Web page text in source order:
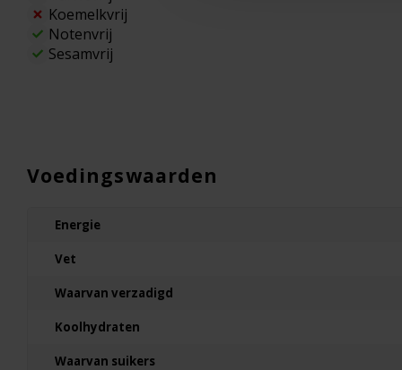
Koemelkvrij
Notenvrij
Sesamvrij
Voedingswaarden
Energie
Vet
Waarvan verzadigd
Koolhydraten
Waarvan suikers